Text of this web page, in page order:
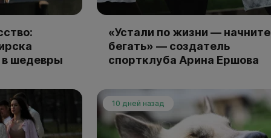
шедевры
«Устали по жизни — начните
бегать» — создатель
спортклуба Арина Ершова
10 дней назад